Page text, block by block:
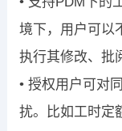
境下，用户可以
执行其修改、批
• 授权用户可对
扰。比如工时定